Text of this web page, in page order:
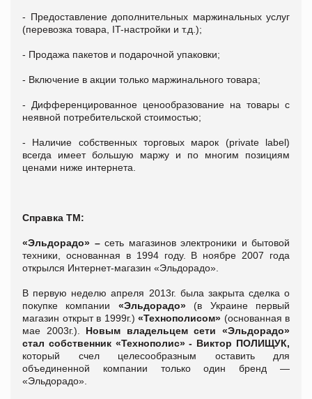
- Предоставление дополнительных маржинальных услуг
(перевозка товара, IT-настройки и т.д.);
- Продажа пакетов и подарочной упаковки;
- Включение в акции только маржинального товара;
- Дифференцированное ценообразование на товары с
неявной потребительской стоимостью;
- Наличие собственных торговых марок (private label)
всегда имеет большую маржу и по многим позициям
ценами ниже интернета.
Справка ТМ:
«Эльдорадо» –сеть магазинов электроники и бытовой
техники, основанная в 1994 году. В ноябре 2007 года
открылся Интернет-магазин «Эльдорадо».
В первую неделю апреля 2013г. была закрыта сделка о
покупке компании «Эльдорадо»(в Украине первый
магазин открыт в 1999г.) «Технополисом» (основанная в
мае 2003г.). Новым владельцем сети «Эльдорадо»
стал собственник «Технополис» - Виктор ПОЛИЩУК,
который счел целесообразным оставить для
объединенной компании только один бренд —
«Эльдорадо».